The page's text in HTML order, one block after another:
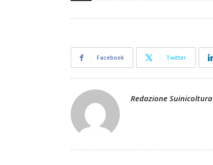
Facebook Twitter
Redazione Suinicoltura